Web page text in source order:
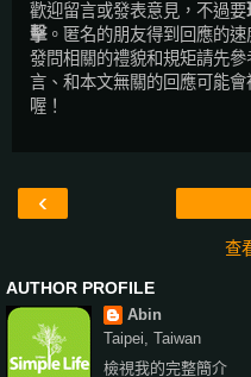
歡迎留言或發表意見，不過要
擊。匿名的朋友得到回應的
發問相關的禮貌和規矩請先參
言、和本文無關的回應可能會
喔！
‹
查
AUTHOR PROFILE
Abin
Taipei, Taiwan
檢視我的完整簡介